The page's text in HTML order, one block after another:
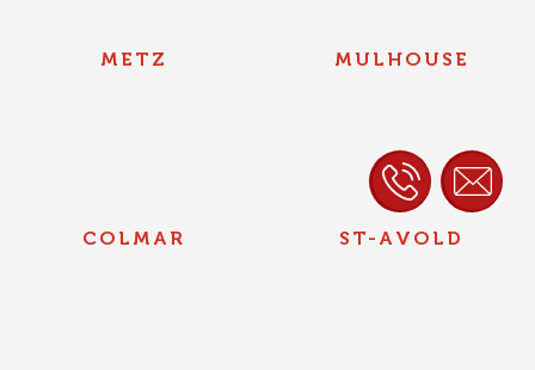
METZ MULHOUSE
COLMAR ST-AVOLD